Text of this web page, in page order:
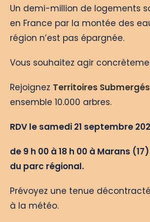
Un demi-million de logements
en France par la montée des
région n’est pas épargnée.
Vous souhaitez agir
Rejoignez Territoires Submergés
ensemble 10.000 arbres.
RDV le samedi 21 septembre
de 9 h 00 à 18 h 00 à Marans
du parc régional.
Prévoyez une tenue
à la météo.